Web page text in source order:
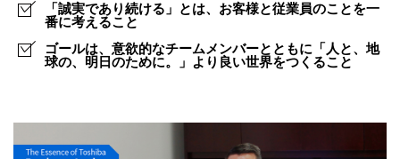
と
は、
お
様
と
「誠実であり続ける」とは、お客様と従業員のことを一
番に考えること
ゴールは、意欲的なチームメンバーとともに「人と、地
球の、明日のために。」より良い世界をつくること